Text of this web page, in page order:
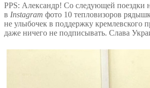
PРS: Александр! Со следующей поездки
в Instagram фото 10 тепловизоров
не улыбочек в поддержку кремлевского
даже ничего не подписывать. Слава